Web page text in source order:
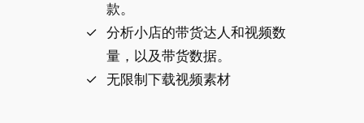
款。
分析小店的带货达人和视频数
量，以及带货数据。
无限制下载视频素材